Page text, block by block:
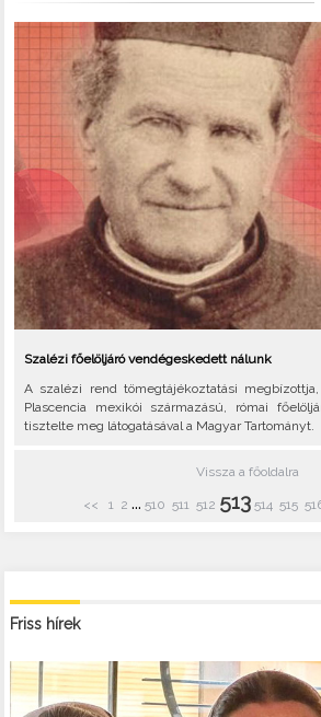
Szalézi főelöljáró vendégeskedett nálunk
A szalézi rend tömegtájékoztatási
Plascencia mexikói származású, római
tisztelte meg látogatásával a Magyar Tartományt.
Vissza a főoldalra
<< 1 2 ... 510 511 512 513 514 515
Friss hírek